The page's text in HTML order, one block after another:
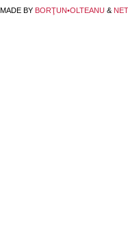
MADE BY BORŢUN•OLTEANU &